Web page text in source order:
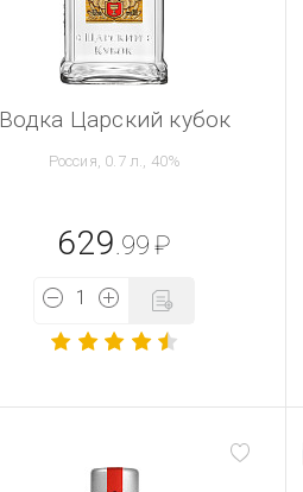
Водка Царский кубок
Россия, 0.7 л., 40%
629 .99 ₽